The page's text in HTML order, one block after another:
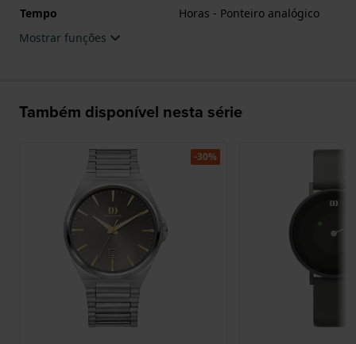
Tempo
Horas - Ponteiro analógico
Mostrar funções
Também disponível nesta série
-30%